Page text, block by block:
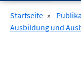
Startseite »
Ausbildung und